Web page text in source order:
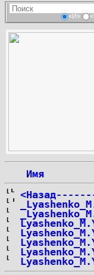
«И»
Имя